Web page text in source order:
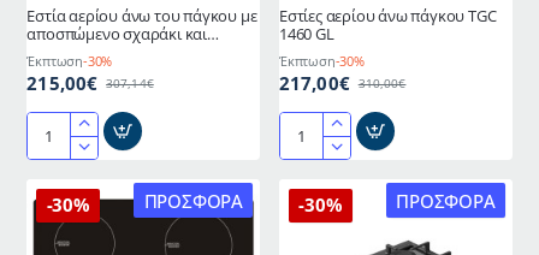
Εστία αερίου άνω του πάγκου με
αποσπώμενο σχαράκι και
Έκπτωση-30%
215,00€ 307,14€
Εστία
άνω
του
πάγκου
Εστίες αερίου άνω πάγκου TGC
1460 GL
Έκπτωση-30%
217,00€ 310,00€
Εστίες
άνω
πάγκου
ΠΡΟΣΦΟΡΆ
-30% ΠΡΟΣΦΟΡΆ
-30%